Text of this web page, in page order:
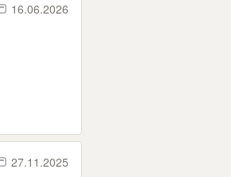
16.06.2026
27.11.2025